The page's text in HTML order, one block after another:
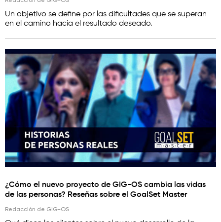
Un objetivo se define por las dificultades que se superan
en el camino hacia el resultado deseado.
¿Cómo el nuevo proyecto de GIG-OS cambia las vidas
de las personas? Reseñas sobre el GoalSet Master
Redacción de GIG-OS